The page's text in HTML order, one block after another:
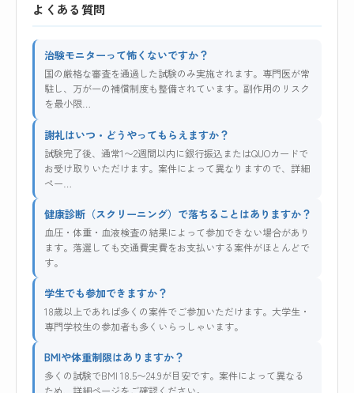
よくある質問
治験モニターって怖くないですか？
国の厳格な審査を通過した試験のみ実施されます。専門医が常
駐し、万が一の補償制度も整備されています。副作用のリスク
を最小限…
謝礼はいつ・どうやってもらえますか？
試験完了後、通常1〜2週間以内に銀行振込またはQUOカードで
お受け取りいただけます。案件によって異なりますので、詳細
ペー…
健康診断（スクリーニング）で落ちることはありますか？
血圧・体重・血液検査の結果によって参加できない場合があり
ます。落選しても交通費実費をお支払いする案件がほとんどで
す。
学生でも参加できますか？
18歳以上であれば多くの案件でご参加いただけます。大学生・
専門学校生の参加者も多くいらっしゃいます。
BMIや体重制限はありますか？
多くの試験でBMI 18.5〜24.9が目安です。案件によって異なる